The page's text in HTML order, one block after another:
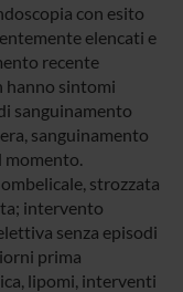
con esito
elencati e
recente
hanno sintomi
sanguinamento
sanguinamento
momento.
strozzata
intervento
senza episodi
prima
lipomi, interventi